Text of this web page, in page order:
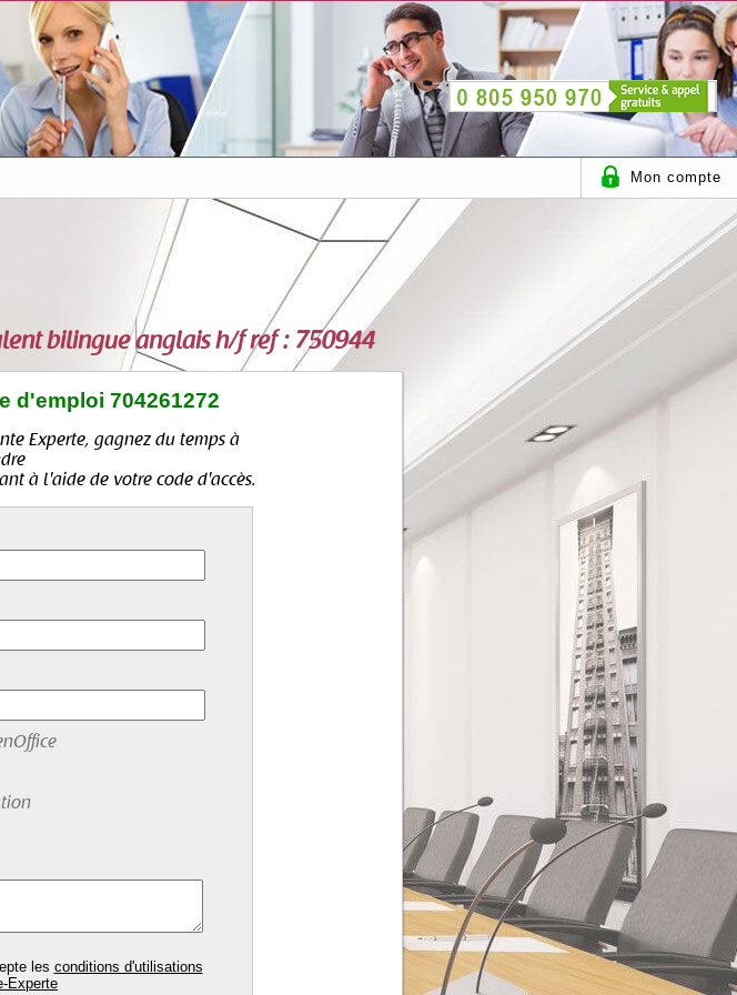
Mon compte
bilingue anglais h/f ref : 750944
d'emploi 704261272
Experte, gagnez du temps à
à l'aide de votre code d'accès.
les conditions d'utilisations
Experte